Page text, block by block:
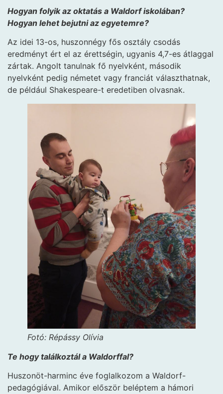
Hogyan folyik az oktatás a Waldorf iskolában?
Hogyan lehet bejutni az egyetemre?
Az idei 13-os, huszonnégy fős osztály csodás
eredményt ért el az érettségin, ugyanis 4,7-es átlaggal
zártak. Angolt tanulnak fő nyelvként, második
nyelvként pedig németet vagy franciát választhatnak,
de például Shakespeare-t eredetiben olvasnak.
Fotó: Répássy Olívia
Te hogy találkoztál a Waldorffal?
Huszonöt-harminc éve foglalkozom a Waldorf-
pedagógiával. Amikor először beléptem a hámori